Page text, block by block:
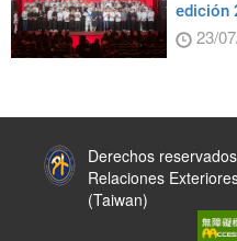
edición
23/
Derechos
Relaciones
(Taiwan)